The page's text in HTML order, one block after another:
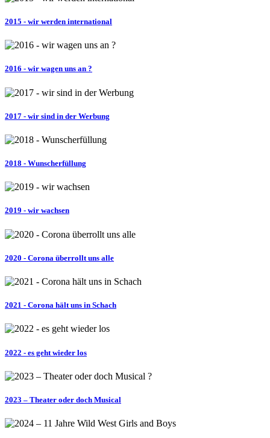
2015 - wir werden international
2016 - wir wagen uns an ?
2017 - wir sind in der Werbung
2018 - Wunscherfüllung
2019 - wir wachsen
2020 - Corona überrollt uns alle
2021 - Corona hält uns in Schach
2022 - es geht wieder los
2023 – Theater oder doch Musical